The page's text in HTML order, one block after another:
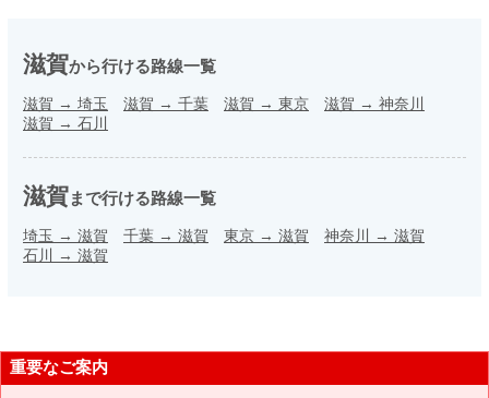
滋賀から行ける路線一覧
滋賀 → 埼玉 滋賀 → 千葉 滋賀 → 東京 滋賀 → 神奈川
滋賀 → 石川
滋賀まで行ける路線一覧
埼玉 → 滋賀 千葉 → 滋賀 東京 → 滋賀 神奈川 → 滋賀
石川 → 滋賀
重要なご案内